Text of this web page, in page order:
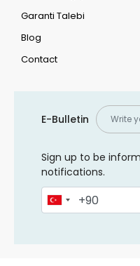
Garanti Talebi
Blog
Contact
E-Bulletin
Sign up to be
notifications.